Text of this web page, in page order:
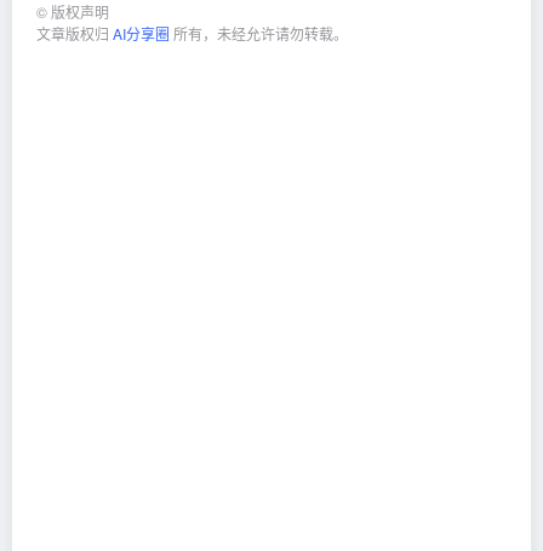
© 版权声明
文章版权归 AI分享圈 所有，未经允许请勿转载。